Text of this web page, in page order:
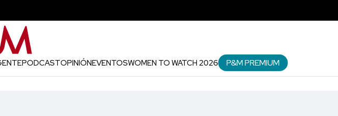
PODCASTOPINIÓNEVENTOSWOMEN TO WATCH 2026 P&M PREMIUM